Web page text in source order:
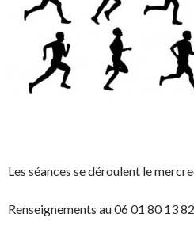
Les séances se déroulent le
Renseignements au 06 01 80 13